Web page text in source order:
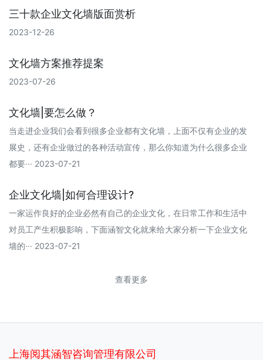
三十款企业文化墙版面赏析
2023-12-26
文化墙方案推荐提案
2023-07-26
文化墙|要怎么做？
当走进企业我们会看到很多企业都有文化墙，上面不仅有企业的发
展史，还有企业做过的各种活动宣传，那么你知道为什么很多企业
都要··· 2023-07-21
企业文化墙|如何合理设计?
一家运作良好的企业必然有自己的企业文化，在日常工作和生活中
对员工产生积极影响，下面涵智文化就来给大家分析一下企业文化
墙的··· 2023-07-21
查看更多
上海阅其涵智咨询管理有限公司